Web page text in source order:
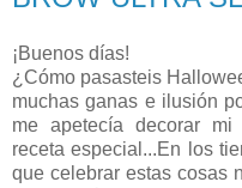
¡Buenos días!
¿Cómo pasasteis
muchas ganas e ilusión
me apetecía decorar mi
receta especial...En los
que celebrar estas cosas